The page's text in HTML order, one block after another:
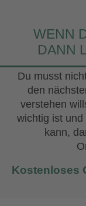
WENN
DANN
Du musst
den
verstehen
wichtig ist
kann,
Kostenloses